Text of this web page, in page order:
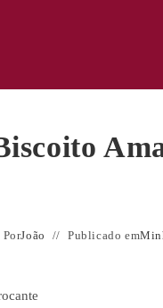
PorJoão Publicado em